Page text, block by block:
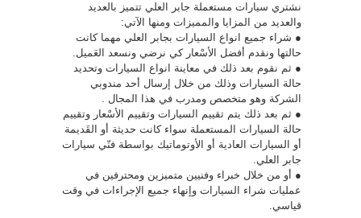
نشتري سيارات مستعملة جابر العلي تتميز بالعديد
والعديد من المزايا والمميزات ومنها الآتي:
● شراء جميع انواع السيارات بجابر العلي مهما كانت
حالتها ونقدم أفضل الأسْعار كي نرضي ونسعد العَميل.
● ثم نقوم بعد ذلك في معاينة انواع السيارات وتحديد
حالة السيارات وذلك من خلال إرسال أحد مندوبي
الشركة وهو متخصص ومدرب في هذا المجال .
● ثم بعد ذلك يتم تقييم السيارات وتقييم الأسْعار وتقييم
حالة السيارات المستعملة سواء كانت حديثة أو القَديمة
أو السيارات العادية أو الأوتوماتيك بواسطة فنّي سيارات
جابر العلي.
● أو من خلال خبراء وفنيين متميزين ومحترفين في
عمليات شراء السيارات وإنهاء جميع الإجراءات في وقت
قياسي.